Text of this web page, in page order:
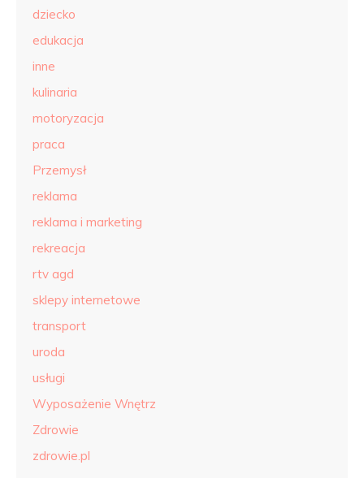
dziecko
edukacja
inne
kulinaria
motoryzacja
praca
Przemysł
reklama
reklama i marketing
rekreacja
rtv agd
sklepy internetowe
transport
uroda
usługi
Wyposażenie Wnętrz
Zdrowie
zdrowie.pl